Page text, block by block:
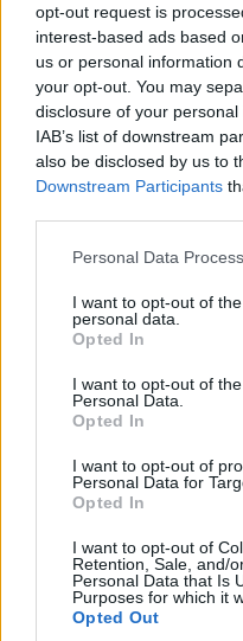
opt-out request is
interest-based ads based
us or personal information
your opt-out. You may
disclosure of your
IAB’s list of downstream
also be disclosed by us to
Downstream Participants
Please note that this
not limited to your visit or
grant or deny consent to
use your data for below
consent section.
Personal Data
I want to opt-out of
personal data.
Opted In
I want to opt-out of
Personal Data.
Opted In
I want to opt-out of
Personal Data for
Opted In
I want to opt-out of
Retention, Sale, and/
Personal Data that Is
Purposes for which it
Opted Out
Κάθε εξωτερικό στοιχείο
λειτουργία, από το
εμπρός εισαγωγές αέρα
φρένων και στη θερμική
καύσης και των
βελτιώνει την
στις υψηλές ταχύτητες.
Κεντρικό στοιχείο του
προσαρμοζόμενη πίσω
διαμορφώσεις: Closed,
Στη θέση Closed, η
διαμορφώσεις Low
παράγονται διαφορετικά
ανάλογα με τη δυναμική
πρόγραμμα.
Στα προγράμματα